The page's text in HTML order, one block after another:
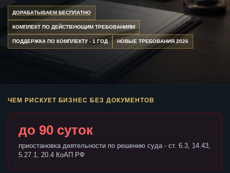
ДОРАБАТЫВАЕМ БЕСПЛАТНО
КОМПЛЕКТ ПО ДЕЙСТВУЮЩИМ ТРЕБОВАНИЯМ
ПОДДЕРЖКА ПО КОМПЛЕКТУ - 1 ГОД НОВЫЕ ТРЕБОВАНИЯ 2026
ЧЕМ РИСКУЕТ БИЗНЕС БЕЗ ДОКУМЕНТОВ
до 90 суток
приостановка деятельности по решению суда - ст. 6.3, 14.43,
5.27.1, 20.4 КоАП РФ